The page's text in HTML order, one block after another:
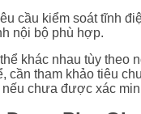
cầu kiểm soát tĩnh
nội bộ phù hợp.
khác nhau tùy theo
cần tham khảo tiêu
chưa được xác